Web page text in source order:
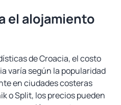
el alojamiento
de Croacia, el costo
varía según la popularidad
en ciudades costeras
o Split, los precios pueden